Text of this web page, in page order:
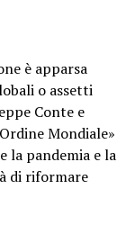
è apparsa
o assetti
Conte e
Mondiale»
la pandemia e la
di riformare